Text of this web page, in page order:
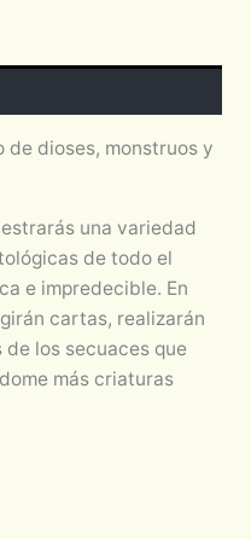
de dioses, monstruos y
una variedad
de todo el
e impredecible. En
cartas, realizarán
los secuaces que
más criaturas